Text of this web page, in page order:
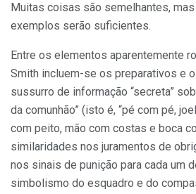
Muitas coisas são semelhantes,
exemplos serão suficientes.
Entre os elementos aparentemente
Smith incluem-se os preparativos e
sussurro de informação “secreta”
da comunhão” (isto é, “pé com pé,
com peito, mão com costas e boca
similaridades nos juramentos de
nos sinais de punição para cada um
simbolismo do esquadro e do